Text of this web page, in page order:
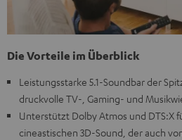
Die Vorteile im Überblick
Leistungsstarke 5.1-Soundbar der
druckvolle TV-, Gaming- und
Unterstützt Dolby Atmos und DTS:X
cineastischen 3D-Sound, der auch